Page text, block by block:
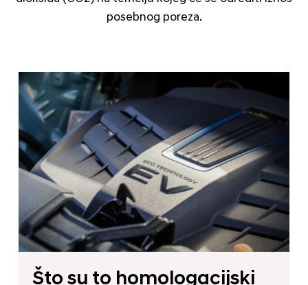
posebnog poreza.
Što su to homologacijski